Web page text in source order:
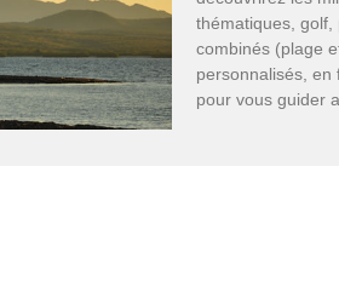
thématiques,
combinés (plage
personnalisés, en
pour vous guider